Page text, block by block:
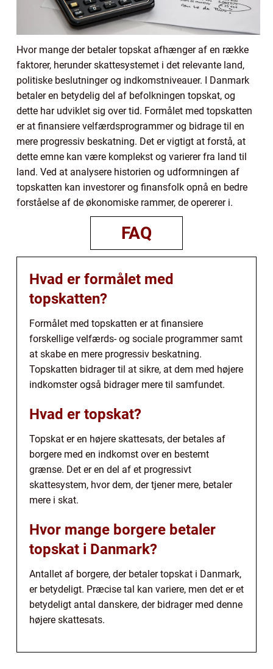
Hvor mange der betaler topskat afhænger af en række
faktorer, herunder skattesystemet i det relevante land,
politiske beslutninger og indkomstniveauer. I Danmark
betaler en betydelig del af befolkningen topskat, og
dette har udviklet sig over tid. Formålet med topskatten
er at finansiere velfærdsprogrammer og bidrage til en
mere progressiv beskatning. Det er vigtigt at forstå, at
dette emne kan være komplekst og varierer fra land til
land. Ved at analysere historien og udformningen af
topskatten kan investorer og finansfolk opnå en bedre
forståelse af de økonomiske rammer, de opererer i.
FAQ
Hvad er formålet med
topskatten?
Formålet med topskatten er at finansiere
forskellige velfærds- og sociale programmer samt
at skabe en mere progressiv beskatning.
Topskatten bidrager til at sikre, at dem med højere
indkomster også bidrager mere til samfundet.
Hvad er topskat?
Topskat er en højere skattesats, der betales af
borgere med en indkomst over en bestemt
grænse. Det er en del af et progressivt
skattesystem, hvor dem, der tjener mere, betaler
mere i skat.
Hvor mange borgere betaler
topskat i Danmark?
Antallet af borgere, der betaler topskat i Danmark,
er betydeligt. Præcise tal kan variere, men det er et
betydeligt antal danskere, der bidrager med denne
højere skattesats.